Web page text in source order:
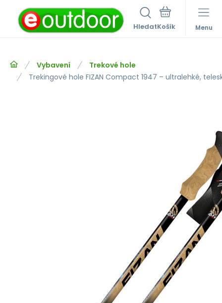
Hledat Menu
Vybavení
Trekové hole
Trekingové hole FIZAN Compact 1947 – ultralehké,